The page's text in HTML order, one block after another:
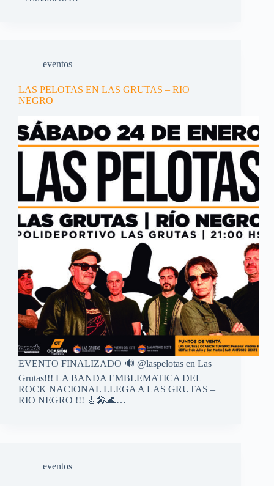
eventos
LAS PELOTAS EN LAS GRUTAS – RIO
NEGRO
EVENTO FINALIZADO 🔊 @laspelotas en Las
Grutas!!! LA BANDA EMBLEMATICA DEL
ROCK NACIONAL LLEGA A LAS GRUTAS –
RIO NEGRO !!! 🎸🎤🌊…
eventos